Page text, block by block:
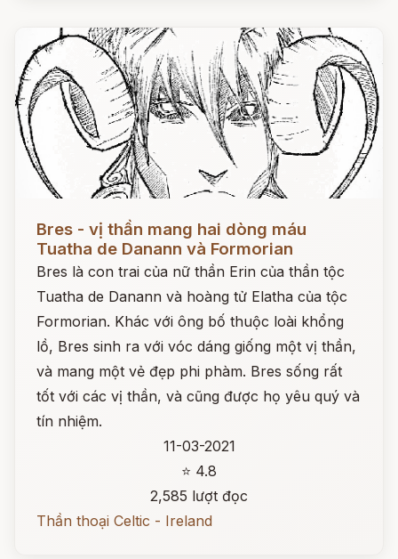
Bres - vị thần mang hai dòng máu
Tuatha de Danann và Formorian
Bres là con trai của nữ thần Erin của thần tộc
Tuatha de Danann và hoàng tử Elatha của tộc
Formorian. Khác với ông bố thuộc loài khổng
lồ, Bres sinh ra với vóc dáng giống một vị thần,
và mang một vẻ đẹp phi phàm. Bres sống rất
tốt với các vị thần, và cũng được họ yêu quý và
tín nhiệm.
11-03-2021
⭐ 4.8
2,585 lượt đọc
Thần thoại Celtic - Ireland